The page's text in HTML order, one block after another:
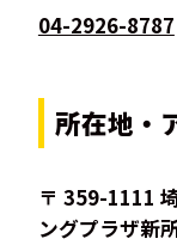
04-2926-8787
所在地・
〒 359-1111
ングプラザ新